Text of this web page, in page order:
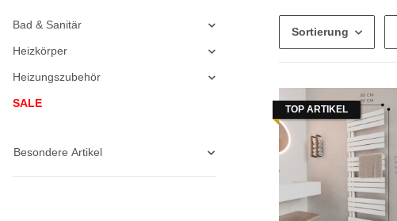
Sortierung
TOP ARTIKEL
Bad & Sanitär
Heizkörper
Heizungszubehör
SALE
Besondere Artikel